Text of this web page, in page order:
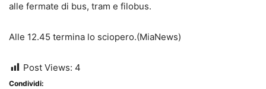
alle fermate di bus, tram e filobus.
Alle 12.45 termina lo sciopero.(MiaNews)
Post Views: 4
Condividi: